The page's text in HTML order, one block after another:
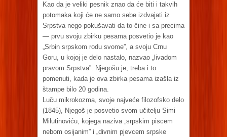
Kao da je veliki pesnik znao da će biti i takvih
potomaka koji će ne samo sebe izdvajati iz
Srpstva nego pokušavati da to čine i sa precima
— prvu svoju zbirku pesama posvetio je kao
„Srbin srpskom rodu svome”, a svoju Crnu
Goru, u kojoj je delo nastalo, nazvao „livadom
pravom Srpstva”. Njegošu je, treba i to
pomenuti, kada je ova zbirka pesama izašla iz
štampe bilo 20 godina.
Luču mikrokozma, svoje najveće filozofsko delo
(1845), Njegoš je posvetio svom učitelju Simi
Milutinoviću, kojega naziva „srpskim piscem
nebom osijanim” i „divnim pjevcem srpske